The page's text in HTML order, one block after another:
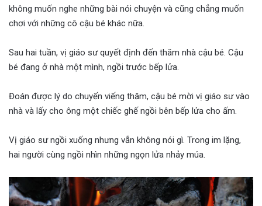
không muốn nghe những bài nói chuyện và cũng chẳng muốn
chơi với những cô cậu bé khác nữa.
Sau hai tuần, vị giáo sư quyết định đến thăm nhà cậu bé. Cậu
bé đang ở nhà một mình, ngồi trước bếp lửa.
Đoán được lý do chuyến viếng thăm, cậu bé mời vị giáo sư vào
nhà và lấy cho ông một chiếc ghế ngồi bên bếp lửa cho ấm.
Vị giáo sư ngồi xuống nhưng vẫn không nói gì. Trong im lặng,
hai người cùng ngồi nhìn những ngọn lửa nhảy múa.